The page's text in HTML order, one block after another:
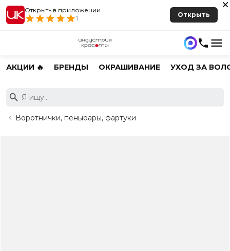
Открыть в приложении
1
Открыть
АКЦИИ 🔥 БРЕНДЫ ОКРАШИВАНИЕ УХОД ЗА
Воротнички, пеньюары, фартуки